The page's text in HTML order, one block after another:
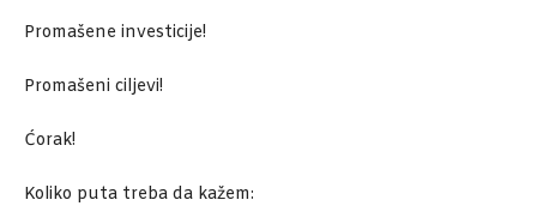
Promašene investicije!
Promašeni ciljevi!
Ćorak!
Koliko puta treba da kažem: